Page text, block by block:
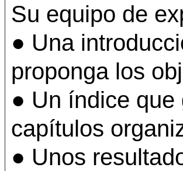
Su equipo de
● Una
proponga los
● Un índice
capítulos
● Unos